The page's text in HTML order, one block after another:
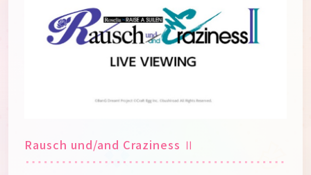
Rausch und/and Craziness Ⅱ